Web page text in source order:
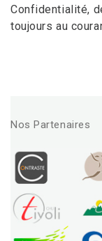
Confidentialité,
toujours au
Nos Partenaires